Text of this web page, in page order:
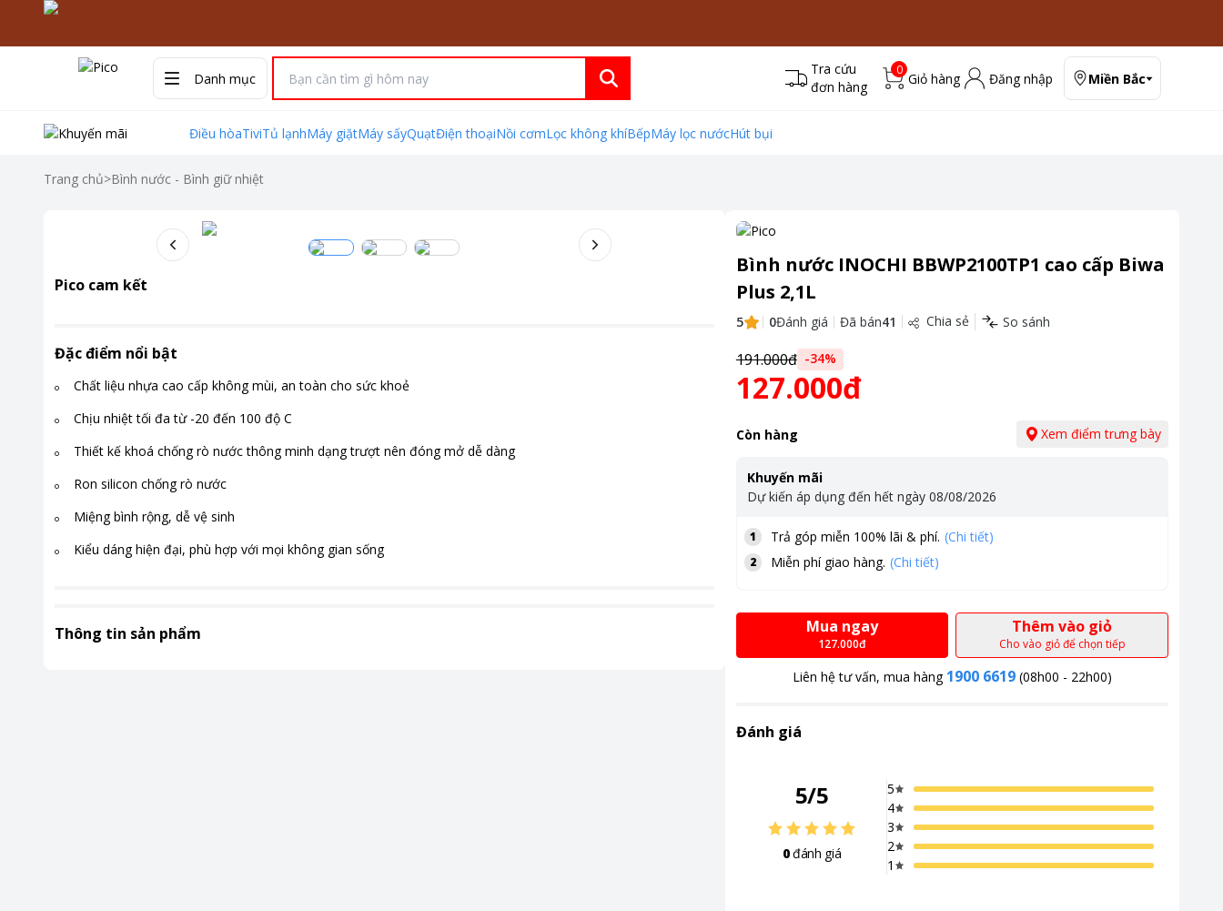
Danh mục
Tra cứu
đơn hàng
0
Giỏ hàng Đăng nhập Miền Bắc
Điều hòaTiviTủ lạnhMáy giặtMáy sấyQuạtĐiện thoạiNồi cơmLọc không khíBếpMáy lọc nướcHút bụi
Trang chủ>Bình nước - Bình giữ nhiệt
Pico cam kết
Đặc điểm nổi bật
Chất liệu nhựa cao cấp không mùi, an toàn cho sức khoẻ
Chịu nhiệt tối đa từ -20 đến 100 độ C
Thiết kế khoá chống rò nước thông minh dạng trượt nên đóng mở dễ dàng
Ron silicon chống rò nước
Miệng bình rộng, dễ vệ sinh
Kiểu dáng hiện đại, phù hợp với mọi không gian sống
Thông tin sản phẩm
Bình nước INOCHI BBWP2100TP1 cao cấp Biwa
Plus 2,1L
5 0Đánh giá Đã bán41 Chia sẻ So sánh
191.000đ -34%
127.000đ
Còn hàng Xem điểm trưng bày
Khuyến mãi
Dự kiến áp dụng đến hết ngày 08/08/2026
1 Trả góp miễn 100% lãi & phí. (Chi tiết)
2 Miễn phí giao hàng. (Chi tiết)
Mua ngay
127.000đ
Thêm vào giỏ
Cho vào giỏ để chọn tiếp
Liên hệ tư vấn, mua hàng 1900 6619 (08h00 - 22h00)
Đánh giá
5/5
0đánh giá
5
4
3
2
1